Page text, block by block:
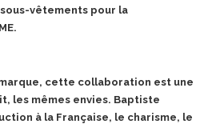
vêtements pour la
cette collaboration est une
les mêmes envies. Baptiste
à la Française, le charisme, le